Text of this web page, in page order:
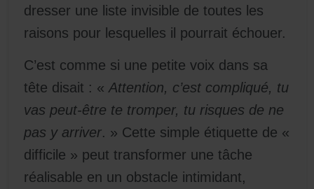
dresser une liste invisible de toutes les
raisons pour lesquelles il pourrait échouer.
C’est comme si une petite voix dans sa
tête disait : «Attention, c’est compliqué, tu
vas peut-être te tromper, tu risques de ne
pas y arriver. » Cette simple étiquette de «
difficile » peut transformer une tâche
réalisable en un obstacle intimidant,